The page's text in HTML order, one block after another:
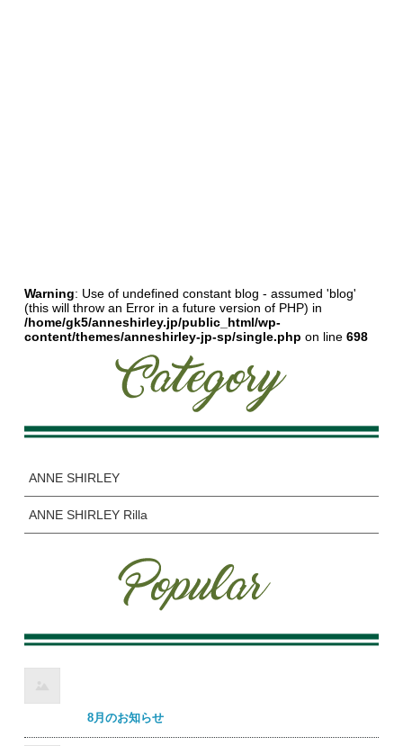
Warning: Use of undefined constant blog - assumed 'blog'
(this will throw an Error in a future version of PHP) in
/home/gk5/anneshirley.jp/public_html/wp-
content/themes/anneshirley-jp-sp/single.php on line698
ANNE SHIRLEY
ANNE SHIRLEY Rilla
8月のお知らせ